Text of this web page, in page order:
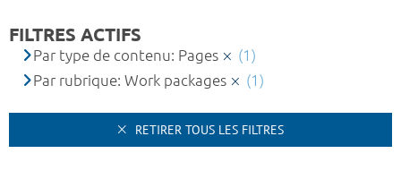
FILTRES ACTIFS
Par type de contenu: Pages
(1)
Par rubrique: Work packages
(1)
RETIRER TOUS LES FILTRES